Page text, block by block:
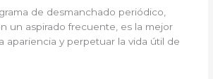
de desmanchado periódico,
un aspirado frecuente, es la mejor
apariencia y perpetuar la vida útil de